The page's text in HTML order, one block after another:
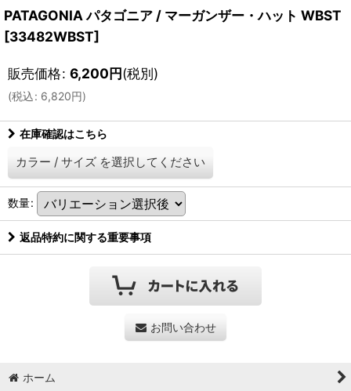
PATAGONIA パタゴニア / マーガンザー・ハット WBST
[33482WBST]
販売価格: 6,200円(税別)
(税込: 6,820円)
在庫確認はこちら
カラー / サイズ を選択してください
数量:
返品特約に関する重要事項
お問い合わせ
ホーム